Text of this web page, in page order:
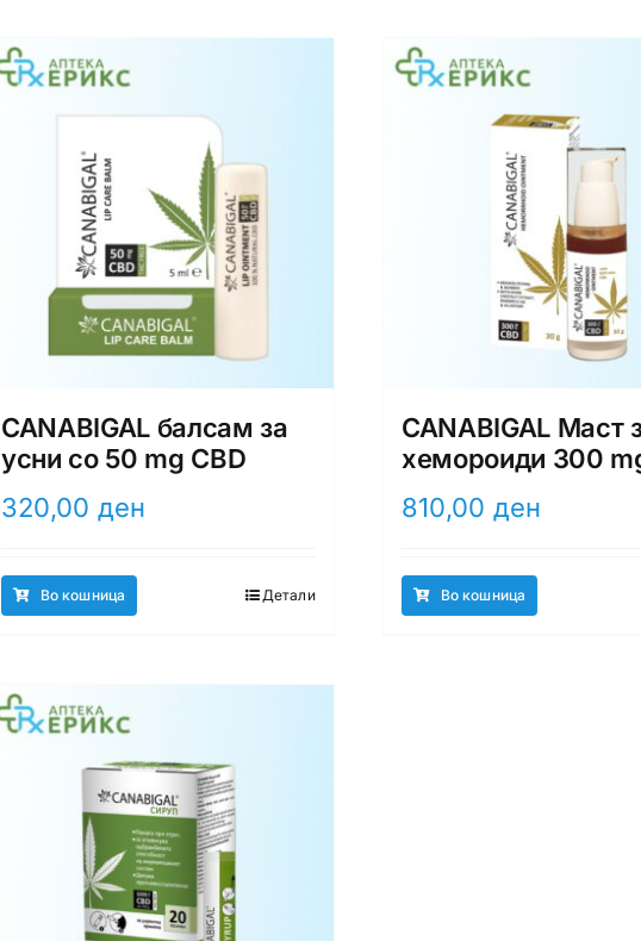
CANABIGAL балсам за
усни со 50 mg CBD
320,00 ден
Во кошница Детали
CANABIGAL Маст
хемороиди 300
810,00 ден
Во кошница